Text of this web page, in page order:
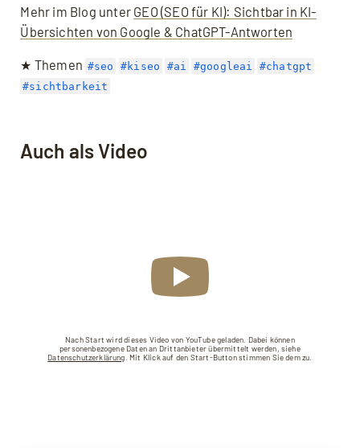
Mehr im Blog unter GEO (SEO für KI): Sichtbar in KI-
Übersichten von Google & ChatGPT-Antworten
★ Themen #seo #kiseo #ai #googleai
#chatgpt
#sichtbarkeit
Auch als Video
Nach Start wird dieses Video von YouTube geladen. Dabei können
personenbezogene Daten an Drittanbieter übermittelt werden, siehe
Datenschutzerklärung. Mit Klick auf den Start-Button stimmen Sie dem zu.